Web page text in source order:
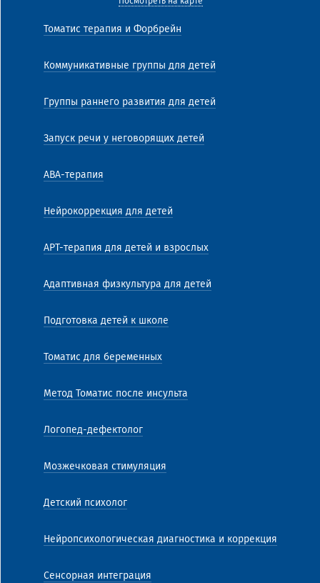
Томатис терапия и Форбрейн
Коммуникативные группы для детей
Группы раннего развития для детей
Запуск речи у неговорящих детей
АВА-терапия
Нейрокоррекция для детей
АРТ-терапия для детей и взрослых
Адаптивная физкультура для детей
Подготовка детей к школе
Томатис для беременных
Метод Томатис после инсульта
Логопед-дефектолог
Мозжечковая стимуляция
Детский психолог
Нейропсихологическая диагностика и коррекция
Сенсорная интеграция